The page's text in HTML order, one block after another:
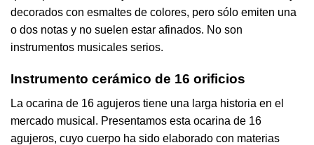
decorados con esmaltes de colores, pero sólo emiten una
o dos notas y no suelen estar afinados. No son
instrumentos musicales serios.
Instrumento cerámico de 16 orificios
La ocarina de 16 agujeros tiene una larga historia en el
mercado musical. Presentamos esta ocarina de 16
agujeros, cuyo cuerpo ha sido elaborado con materias